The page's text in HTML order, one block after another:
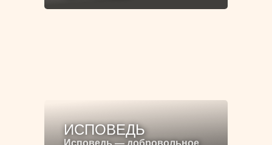
ИСПОВЕДЬ